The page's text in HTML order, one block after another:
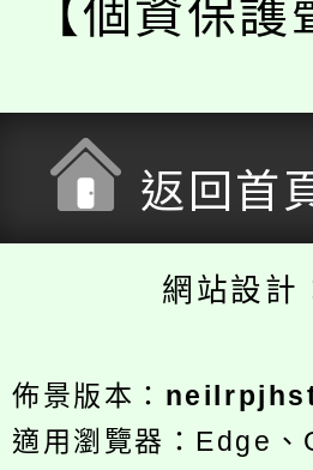
【個資保護
返回首
網站設計
佈景版本：
適用瀏覽器：Edge